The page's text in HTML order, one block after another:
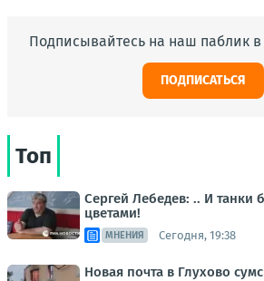
Подписывайтесь на наш паблик
ПОДПИСАТЬСЯ
Топ
Сергей Лебедев: .. И танки
цветами!
МНЕНИЯ Сегодня, 19:38
Новая почта в Глухово